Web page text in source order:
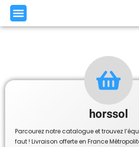
horssol
Parcourez notre catalogue et trouvez
faut ! Livraison offerte en France